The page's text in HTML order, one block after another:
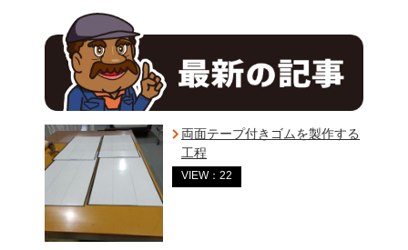
両面テープ付きゴムを製作する
工程
VIEW：22